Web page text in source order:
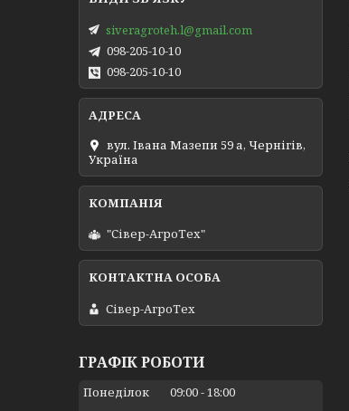
siveragroteh.l@gmail.com
098-205-10-10
098-205-10-10
вул. Івана Мазепи 59 а, Чернігів,
Україна
"Сівер-АгроТех"
Сівер-АгроТех
ГРАФІК РОБОТИ
Понеділок 09:00 18:00